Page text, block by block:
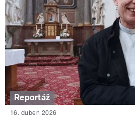
Reportáž
16. duben 2026